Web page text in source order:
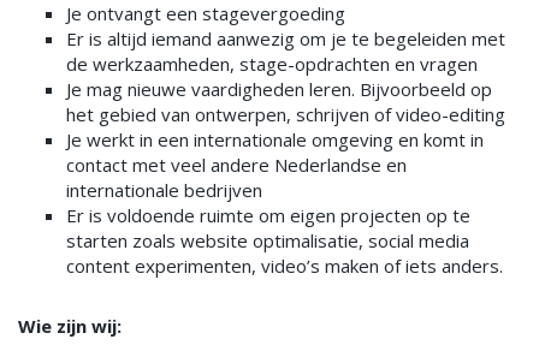
Je ontvangt een stagevergoeding
Er is altijd iemand aanwezig om je te begeleiden met
de werkzaamheden, stage-opdrachten en vragen
Je mag nieuwe vaardigheden leren. Bijvoorbeeld op
het gebied van ontwerpen, schrijven of video-editing
Je werkt in een internationale omgeving en komt in
contact met veel andere Nederlandse en
internationale bedrijven
Er is voldoende ruimte om eigen projecten op te
starten zoals website optimalisatie, social media
content experimenten, video’s maken of iets anders.
Wie zijn wij: